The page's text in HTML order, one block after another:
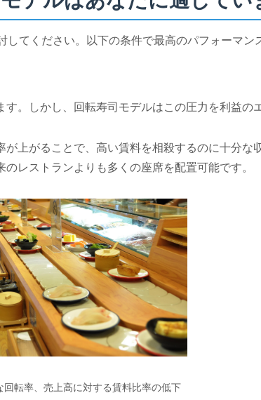
てください。以下の条件で最高のパフォーマン
。しかし、回転寿司モデルはこの圧力を利益の
上がることで、高い賃料を相殺するのに十分な
レストランよりも多くの座席を配置可能です。
転率、売上高に対する賃料比率の低下